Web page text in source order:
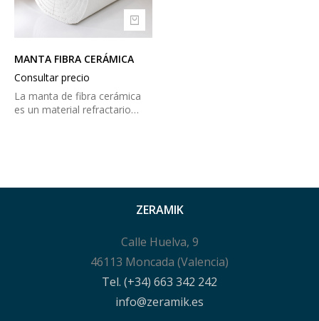
MANTA FIBRA CERÁMICA
Consultar precio
La manta de fibra cerámica
es un material refractario…
ZERAMIK
Calle Huelva, 9
46113 Moncada (Valencia)
Tel. (+34) 663 342 242
info@zeramik.es